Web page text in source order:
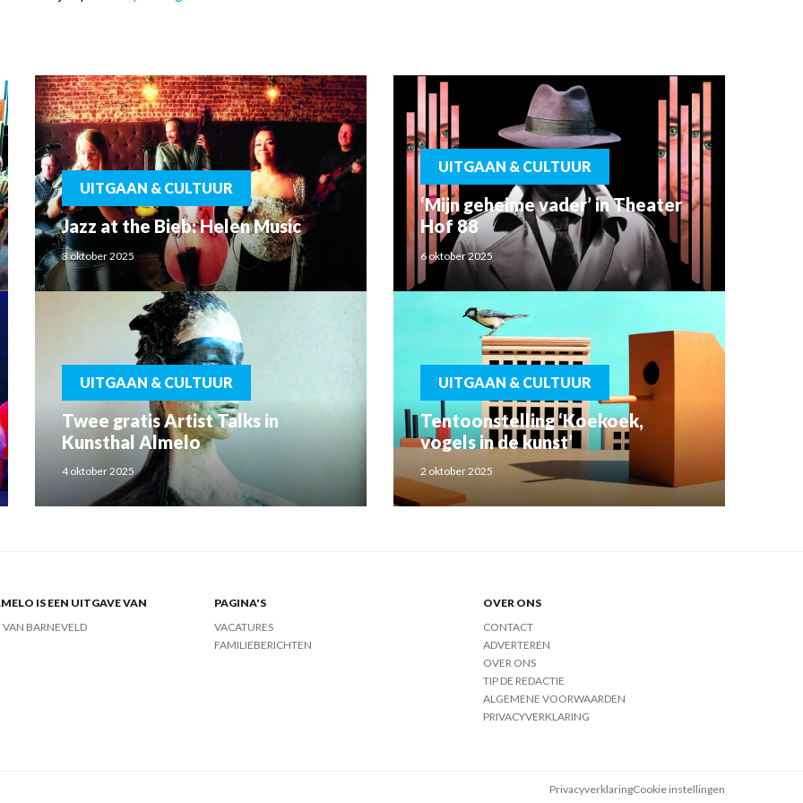
UITGAAN & CULTUUR
Jazz at the Bieb: Helen Music
3 oktober 2025
UITGAAN & CULTUUR
‘Mijn geheime vader’ in Theater
Hof 88
6 oktober 2025
UITGAAN & CULTUUR
Twee gratis Artist Talks in
Kunsthal Almelo
4 oktober 2025
UITGAAN & CULTUUR
Tentoonstelling ‘Koekoek,
vogels in de kunst’
2 oktober 2025
IS EEN UITGAVE VAN
VAN BARNEVELD
PAGINA'S
VACATURES
FAMILIEBERICHTEN
OVER ONS
CONTACT
ADVERTEREN
OVER ONS
TIP DE REDACTIE
ALGEMENE VOORWAARDEN
PRIVACYVERKLARING
PrivacyverklaringCookie instellingen